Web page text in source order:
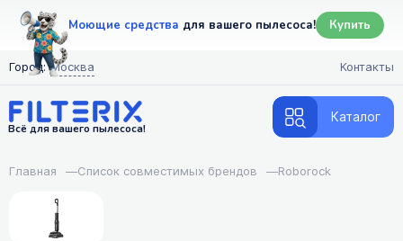
Моющие средства для вашего пылесоса! Купить
Город: Москва Контакты
Всё для вашего пылесоса!
Каталог
Главная —Список совместимых брендов —Roborock